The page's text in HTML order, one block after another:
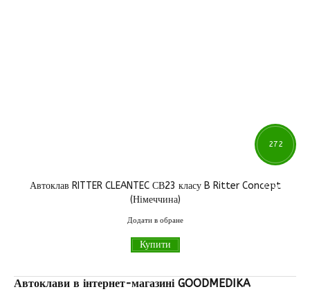
Автоклав RITTER CLEANTEC СВ23 класу B Ritter Concept
(Німеччина)
Додати в обране
272
010грн
Купити
Автоклави в інтернет-магазині GOODMEDIKA